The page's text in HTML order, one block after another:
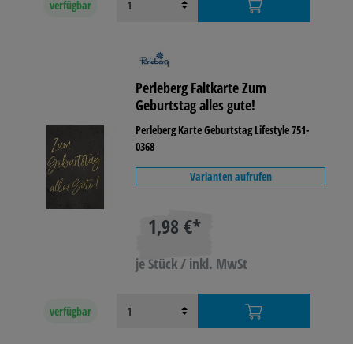
verfügbar
Perleberg Faltkarte Zum
Geburtstag alles gute!
Perleberg Karte Geburtstag Lifestyle 751-
0368
Varianten aufrufen
1,98 €*
je Stück / inkl. MwSt
verfügbar